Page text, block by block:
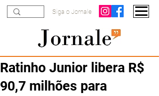
Siga o Jornale
Ratinho Junior libera R$
90,7 milhões para